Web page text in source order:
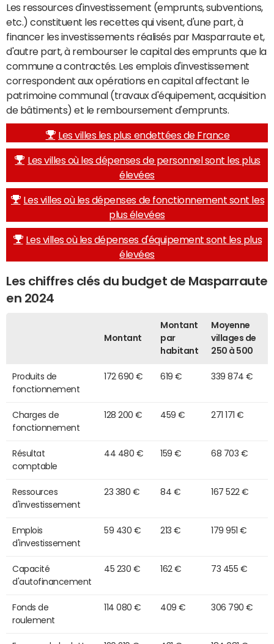
Les ressources d'investissement (emprunts, subventions,
etc.) constituent les recettes qui visent, d'une part, à
financer les investissements réalisés par Masparraute et,
d'autre part, à rembourser le capital des emprunts que la
commune a contractés. Les emplois d'investissement
correspondent aux opérations en capital affectant le
patrimoine communal (travaux d'équipement, acquisition
de bâtiments) et le remboursement d'emprunts.
Les villes les plus endettées de France
Les villes où les dépenses de personnel sont les plus
élevées
Les villes où les dépenses de fonctionnement sont les
plus élevées
Les villes où les dépenses d'équipement sont les plus
élevées
Les chiffres clés du budget de Masparraute
en 2024
Montant
Montant
par
habitant
Moyenne
villages de
250 à 500
Produits de
fonctionnement
172 690 € 619 € 339 874 €
Charges de
fonctionnement
128 200 € 459 € 271 171 €
Résultat
comptable
44 480 € 159 € 68 703 €
Ressources
d'investissement
23 380 € 84 € 167 522 €
Emplois
d'investissement
59 430 € 213 € 179 951 €
Capacité
d'autofinancement
45 230 € 162 € 73 455 €
Fonds de
roulement
114 080 € 409 € 306 790 €